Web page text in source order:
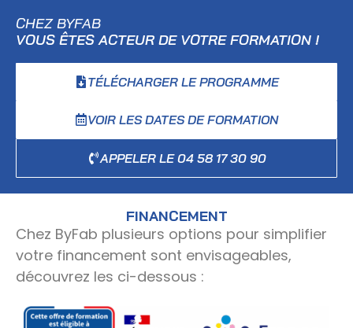
CHEZ BYFAB
VOUS ÊTES ACTEUR DE VOTRE FORMATION !
TÉLÉCHARGER LE PROGRAMME
VOIR LES DATES DE FORMATION
APPELER LE 04 58 17 30 90
FINANCEMENT
Chez ByFab plusieurs options pour simplifier
votre financement sont envisageables,
découvrez les ci-dessous :